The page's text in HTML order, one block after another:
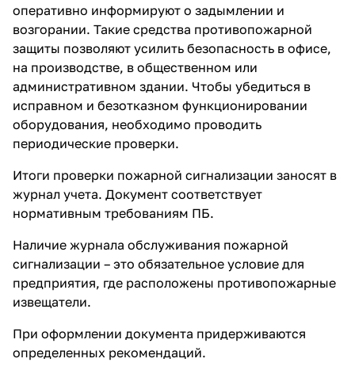
оперативно информируют о задымлении и
возгорании. Такие средства противопожарной
защиты позволяют усилить безопасность в офисе,
на производстве, в общественном или
административном здании. Чтобы убедиться в
исправном и безотказном функционировании
оборудования, необходимо проводить
периодические проверки.
Итоги проверки пожарной сигнализации заносят в
журнал учета. Документ соответствует
нормативным требованиям ПБ.
Наличие журнала обслуживания пожарной
сигнализации – это обязательное условие для
предприятия, где расположены противопожарные
извещатели.
При оформлении документа придерживаются
определенных рекомендаций.